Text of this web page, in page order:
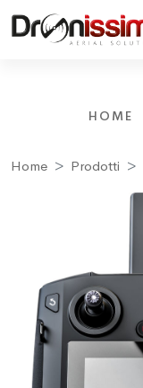
HOME
Home Prodotti